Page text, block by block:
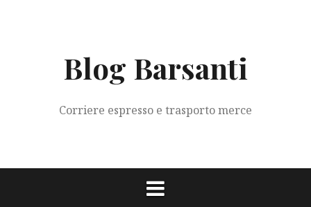
Blog Barsanti
Corriere espresso e trasporto merce